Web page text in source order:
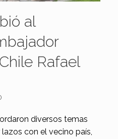
al
Rafael
diversos temas
con el vecino país,